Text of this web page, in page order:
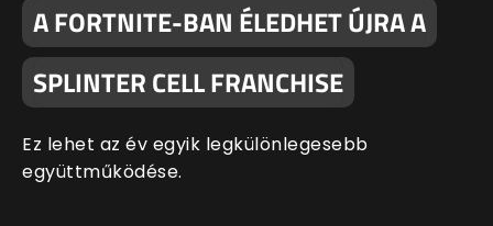
A FORTNITE-BAN ÉLEDHET ÚJRA A
SPLINTER CELL FRANCHISE
Ez lehet az év egyik legkülönlegesebb
együttműködése.